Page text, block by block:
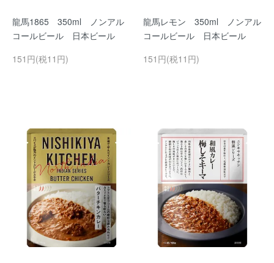
龍馬1865 350ml ノンアル
コールビール 日本ビール
151円(税11円)
龍馬レモン 350ml ノンアル
コールビール 日本ビール
151円(税11円)